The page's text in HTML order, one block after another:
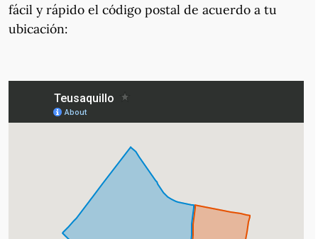
fácil y rápido el código postal de acuerdo a tu
ubicación: